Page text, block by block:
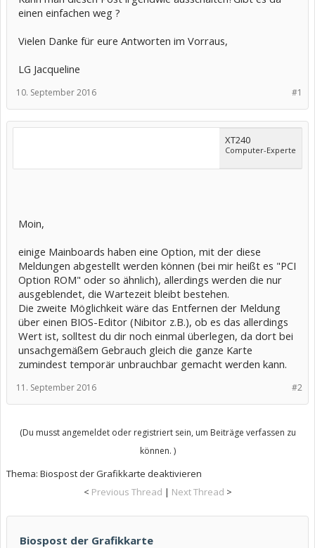
einen einfachen weg ?
Vielen Danke für eure Antworten im Vorraus,
LG Jacqueline
#1
10. September 2016
XT240
Computer-Experte
Moin,
einige Mainboards haben eine Option, mit der diese
Meldungen abgestellt werden können (bei mir heißt es "PCI
Option ROM" oder so ähnlich), allerdings werden die nur
ausgeblendet, die Wartezeit bleibt bestehen.
Die zweite Möglichkeit wäre das Entfernen der Meldung
über einen BIOS-Editor (Nibitor z.B.), ob es das allerdings
Wert ist, solltest du dir noch einmal überlegen, da dort bei
unsachgemäßem Gebrauch gleich die ganze Karte
zumindest temporär unbrauchbar gemacht werden kann.
#2
11. September 2016
(Du musst angemeldet oder registriert sein, um Beiträge verfassen zu
können. )
Thema: Biospost der Grafikkarte deaktivieren
< Previous Thread | Next Thread >
Biospost der Grafikkarte